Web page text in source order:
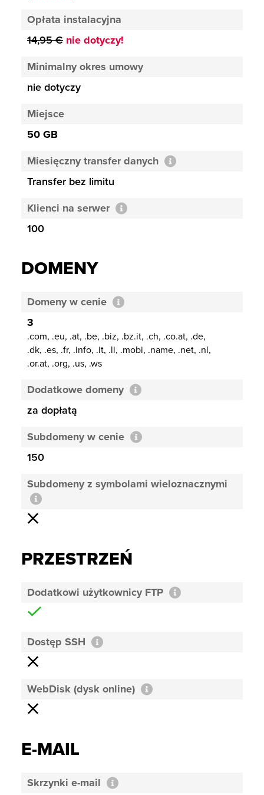
Opłata instalacyjna
14,95 € nie dotyczy!
Minimalny okres umowy
nie dotyczy
Miejsce
50 GB
Miesięczny transfer danych
Transfer bez limitu
Klienci na serwer
100
DOMENY
Domeny w cenie
3
.com, .eu, .at, .be, .biz, .bz.it, .ch, .co.at, .de,
.dk, .es, .fr, .info, .it, .li, .mobi, .name, .net, .nl,
.or.at, .org, .us, .ws
Dodatkowe domeny
za dopłatą
Subdomeny w cenie
150
Subdomeny z symbolami wieloznacznymi
PRZESTRZEŃ
Dodatkowi użytkownicy FTP
Dostęp SSH
WebDisk (dysk online)
E-MAIL
Skrzynki e-mail